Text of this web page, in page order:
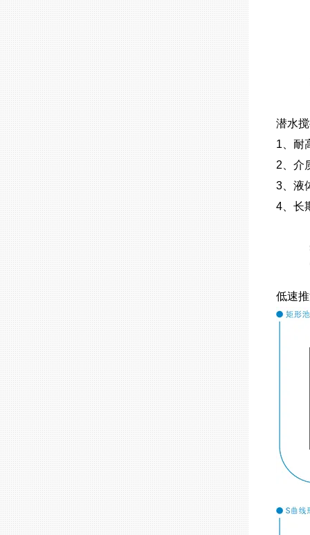
潜水
1、耐
2、介
3、液
4、长
低速